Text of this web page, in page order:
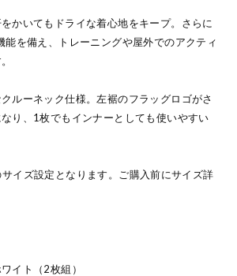
かいてもドライな着心地をキープ。さらに
能を備え、トレーニングや屋外でのアクティ
ルーネック仕様。左裾のフラッグロゴがさ
り、1枚でもインナーとしても使いやすい
イズ設定となります。ご購入前にサイズ詳
イト（2枚組）